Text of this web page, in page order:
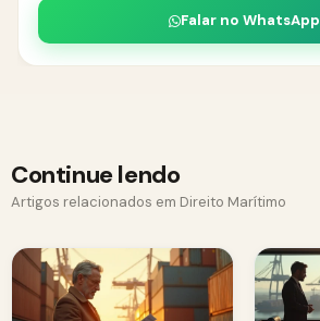
Falar no WhatsApp
Continue lendo
Artigos relacionados em Direito Marítimo